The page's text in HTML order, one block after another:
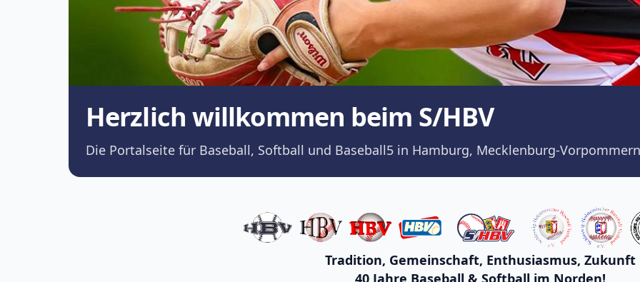
Herzlich willkommen beim S/HBV
Die Portalseite für Baseball, Softball und Baseball5 in Hamburg, Mecklenburg-
Tradition, Gemeinschaft, Enthusiasmus, Zukunft